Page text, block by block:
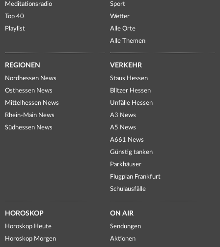
Meditationsradio
Top 40
Playlist
Sport
Wetter
Alle Orte
Alle Themen
REGIONEN
Nordhessen News
Osthessen News
Mittelhessen News
Rhein-Main News
Südhessen News
VERKEHR
Staus Hessen
Blitzer Hessen
Unfälle Hessen
A3 News
A5 News
A661 News
Günstig tanken
Parkhäuser
Flugplan Frankfurt
Schulausfälle
HOROSKOP
Horoskop Heute
Horoskop Morgen
ON AIR
Sendungen
Aktionen